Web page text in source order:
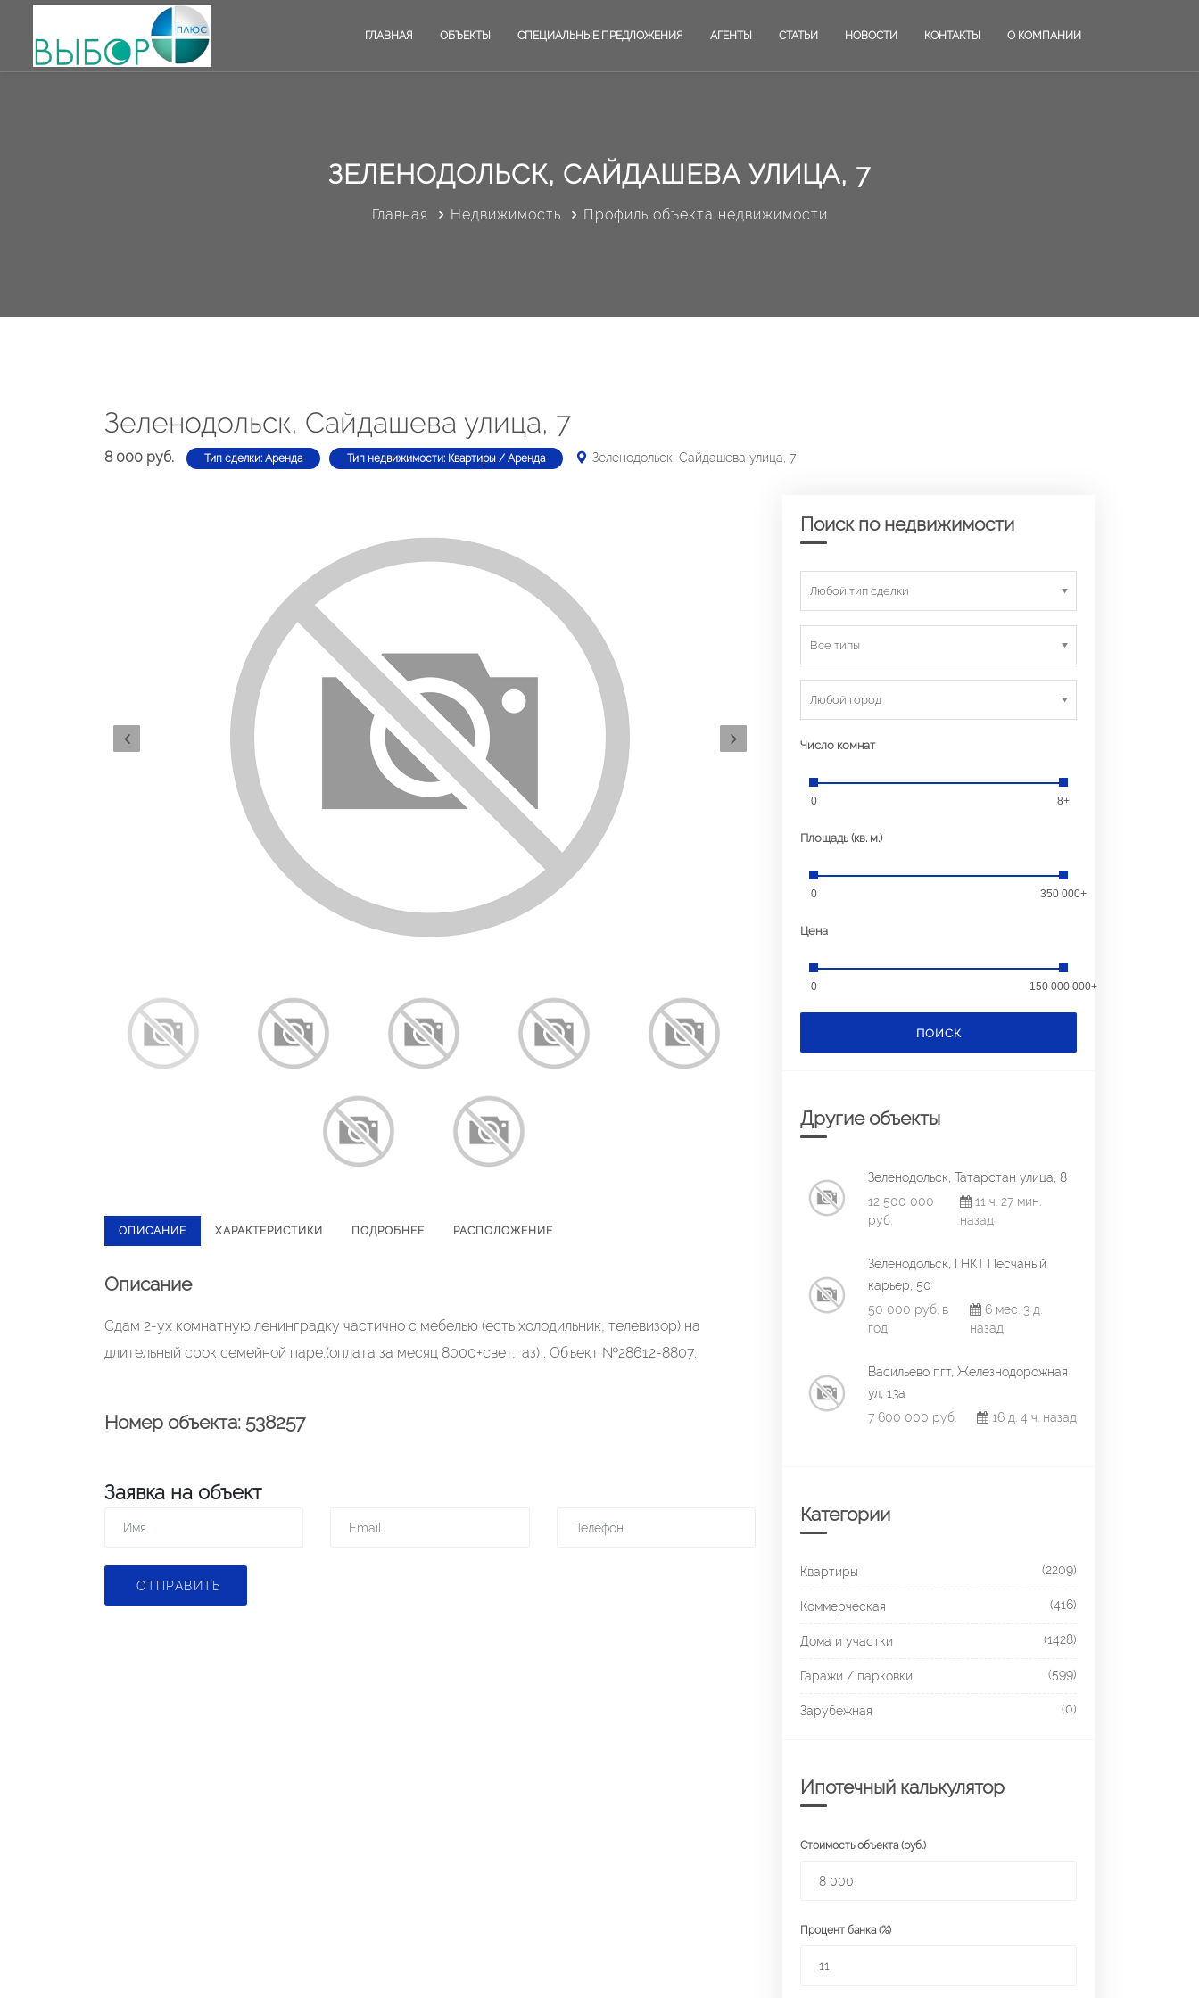
ГЛАВНАЯ ОБЪЕКТЫ СПЕЦИАЛЬНЫЕ ПРЕДЛОЖЕНИЯ АГЕНТЫ СТАТЬИ НОВОСТИ КОНТАКТЫ О КОМПАНИИ
ЗЕЛЕНОДОЛЬСК, САЙДАШЕВА УЛИЦА, 7
Главная Недвижимость Профиль объекта недвижимости
Зеленодольск, Сайдашева улица, 7
8 000 руб. Тип сделки: Аренда Тип недвижимости: Квартиры / Аренда Зеленодольск, Сайдашева улица, 7
ОПИСАНИЕ ХАРАКТЕРИСТИКИ ПОДРОБНЕЕ РАСПОЛОЖЕНИЕ
Описание
Сдам 2-ух комнатную ленинградку частично с мебелью (есть холодильник, телевизор) на
длительный срок семейной паре.(оплата за месяц 8000+свет,газ) . Объект №28612-8807.
Номер объекта: 538257
Заявка на объект
ОТПРАВИТЬ
Поиск по недвижимости
Любой тип сделки
Все типы
Любой город
Число комнат
0 8+
Площадь (кв. м.)
0 350 000+
Цена
0 150 000 000+
ПОИСК
Другие объекты
Зеленодольск, Татарстан улица, 8
12 500 000
руб.
11 ч. 27 мин.
назад
Зеленодольск, ГНКТ Песчаный
карьер, 50
50 000 руб. в
год
6 мес. 3 д.
назад
Васильево пгт, Железнодорожная
ул, 13а
7 600 000 руб.
16 д. 4 ч. назад
Категории
Квартиры (2209)
Коммерческая (416)
Дома и участки (1428)
Гаражи / парковки (599)
Зарубежная (0)
Ипотечный калькулятор
Стоимость объекта (руб.)
Процент банка (%)